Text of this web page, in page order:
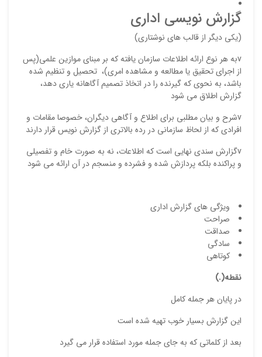
گزارش نویسی اداری
(یکی دیگر از قالب های نوشتاری)
vبه هر نوع ارائه اطلاعات سازمان یافته که بر مبنای موازین علمی(پس
از اجرای تحقیق یا مطالعه و مشاهده امری)، تحصیل و تنظیم شده
باشد، به نحوی که گیرنده را در اتخاذ تصمیم آگاهانه یاری دهد،
گزارش اطلاق می شود
vشرح و بیان مطلبی برای اطلاع و آگاهی دیگران، خصوصا مقامات و
افرادی که از لحاظ سازمانی در رده بالاتری از گزارش نویس قرار دارند
vگزارش سندی نهایی است که اطلاعات، نه به صورت خام و تفصیلی
و پراکنده بلکه پردازش شده و فشرده و منسجم در آن ارائه می شود
ويژگي هاي گزارش اداري
صراحت
صداقت
سادگي
كوتاهي
نقطه(.)
در پایان هر جمله کامل
این گزارش بسیار خوب تهیه شده است
بعد از کلماتی که به جای جمله مورد استفاده قرار می گیرد